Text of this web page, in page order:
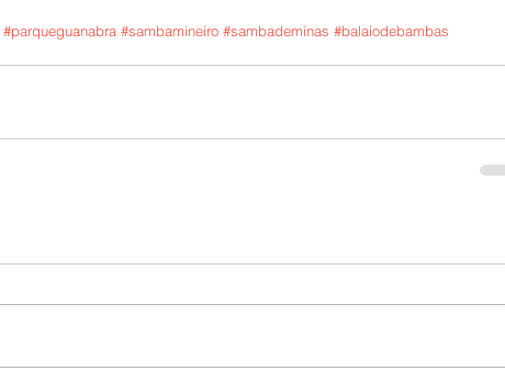
#parqueguanabra #sambamineiro #sambademinas #balaiodebambas